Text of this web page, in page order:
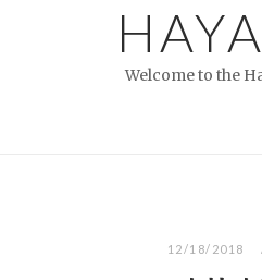
Welcome to the
12/18/2018